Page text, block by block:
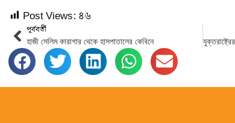
Post Views: ৪৬
পূর্ববর্তী
হাজী সেলিম কারাগার থেকে হাসপাতালের কেবিনে